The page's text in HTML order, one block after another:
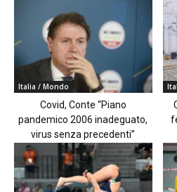
Italia / Mondo
Covid, Conte “Piano
pandemico 2006 inadeguato,
virus senza precedenti”